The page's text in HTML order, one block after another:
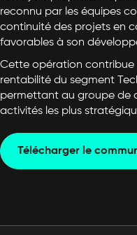
reconnu par les équipes
continuité des projets en
favorables à son
Cette opération contribue
rentabilité du segment
permettant au groupe de
activités les plus
Télécharger le